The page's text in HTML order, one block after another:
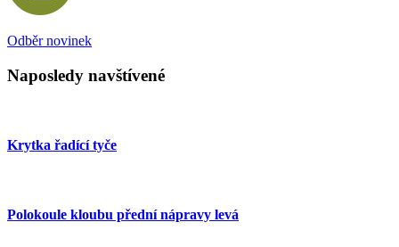
Odběr novinek
Naposledy navštívené
Krytka řadící tyče
Polokoule kloubu přední nápravy levá